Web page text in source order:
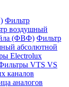
Фильтр
воздушный
(ФВФ) Фильтр
абсолютной
Electrolux
VTS VS
каналов
аналогов